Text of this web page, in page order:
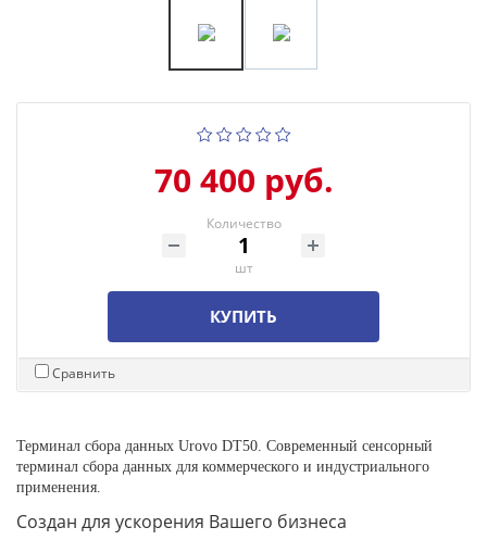
70 400 руб.
Количество
шт
КУПИТЬ
Сравнить
Терминал сбора данных Urovo DT50. Современный сенсорный
терминал сбора данных для коммерческого и индустриального
применения.
Создан для ускорения Вашего бизнеса